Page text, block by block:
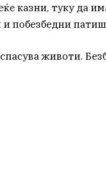
казни, туку да
побезбедни
животи.